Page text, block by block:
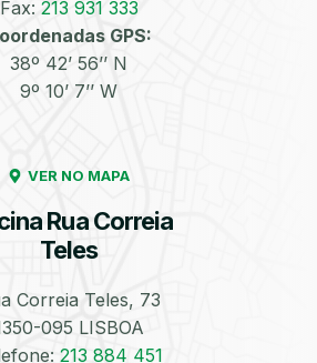
Fax: 213 931 333
GPS:
38º 42’ 56’’ N
9º 10’ 7’’ W
VER NO MAPA
Rua Correia
Teles
Correia Teles, 73
095 LISBOA
213 884 451
Pneus e Jantes
Jantes